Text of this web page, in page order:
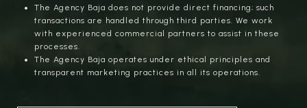
The Agency Baja does not provide direct financing; such
transactions are handled through third parties. We work
with experienced commercial partners to assist in these
processes.
The Agency Baja operates under ethical principles and
transparent marketing practices in all its operations.